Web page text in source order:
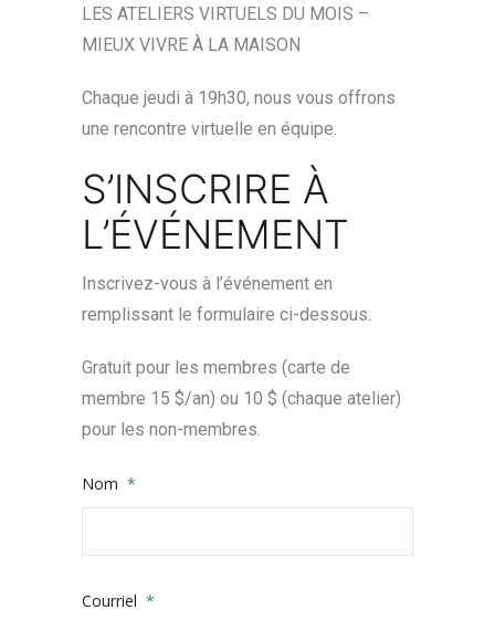
LES ATELIERS VIRTUELS DU MOIS –
MIEUX VIVRE À LA MAISON
Chaque jeudi à 19h30, nous vous offrons
une rencontre virtuelle en équipe.
S’INSCRIRE À
L’ÉVÉNEMENT
Inscrivez-vous à l’événement en
remplissant le formulaire ci-dessous.
Gratuit pour les membres (carte de
membre 15 $/an) ou 10 $ (chaque atelier)
pour les non-membres.
Nom *
Courriel *